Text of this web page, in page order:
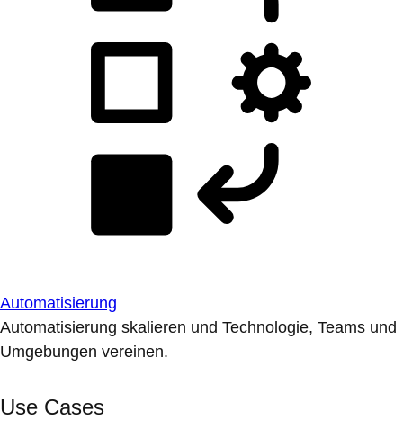
Automatisierung
Automatisierung skalieren und Technologie, Teams und
Umgebungen vereinen.
Use Cases